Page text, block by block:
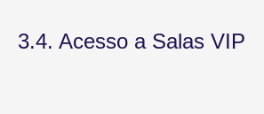
3.4. Acesso a Salas VIP